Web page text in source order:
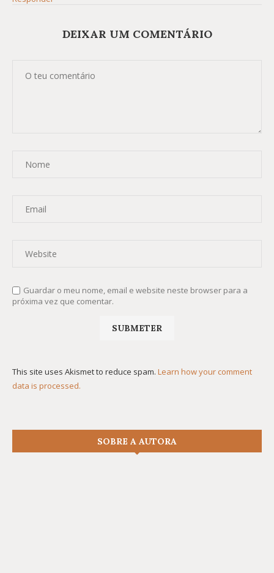
DEIXAR UM COMENTÁRIO
Guardar o meu nome, email e website neste browser para a
próxima vez que comentar.
This site uses Akismet to reduce spam. Learn how your comment
data is processed.
SOBRE A AUTORA